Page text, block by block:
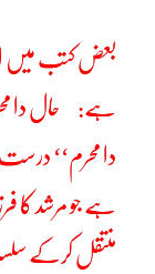
بعض کتب میں
ہے: حال دا محرم
دا محرم‘‘ درست
ہے جو مرشد کا